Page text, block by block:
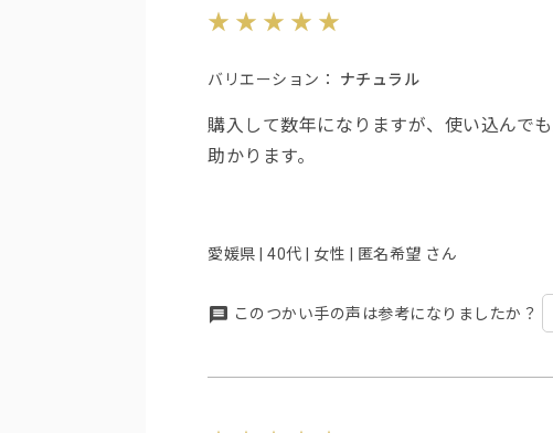
バリエーション： ナチュラル
購入して数年になりますが、使い込んで
助かります。
愛媛県 | 40代 | 女性 | 匿名希望 さん
このつかい手の声は参考になりましたか？